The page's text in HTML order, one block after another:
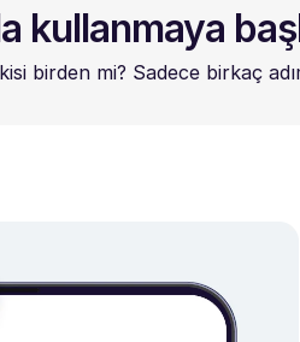
kullanmaya
birden mi? Sadece birkaç